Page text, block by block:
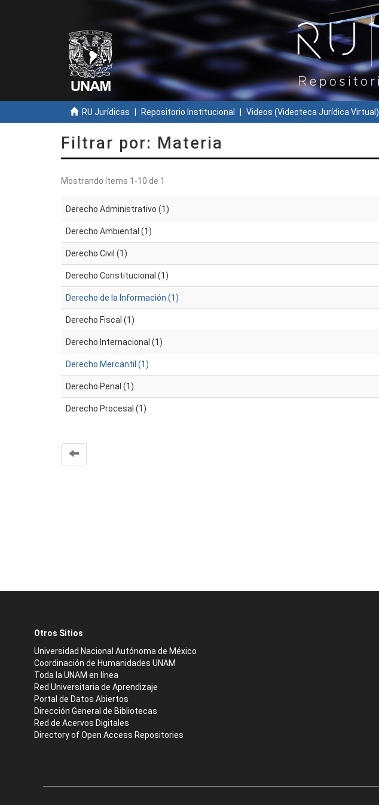
RU Jurídicas Repositorio Institucional Videos (Videoteca Jurídica Virtual)
Filtrar por: Materia
Mostrando ítems 1-10 de 1
Derecho Administrativo (1)
Derecho Ambiental (1)
Derecho Civil (1)
Derecho Constitucional (1)
Derecho de la Información (1)
Derecho Fiscal (1)
Derecho Internacional (1)
Derecho Mercantil (1)
Derecho Penal (1)
Derecho Procesal (1)
Otros Sitios
Universidad Nacional Autónoma de México
Coordinación de Humanidades UNAM
Toda la UNAM en línea
Red Universitaria de Aprendizaje
Portal de Datos Abiertos
Dirección General de Bibliotecas
Red de Acervos Digitales
Directory of Open Access Repositories